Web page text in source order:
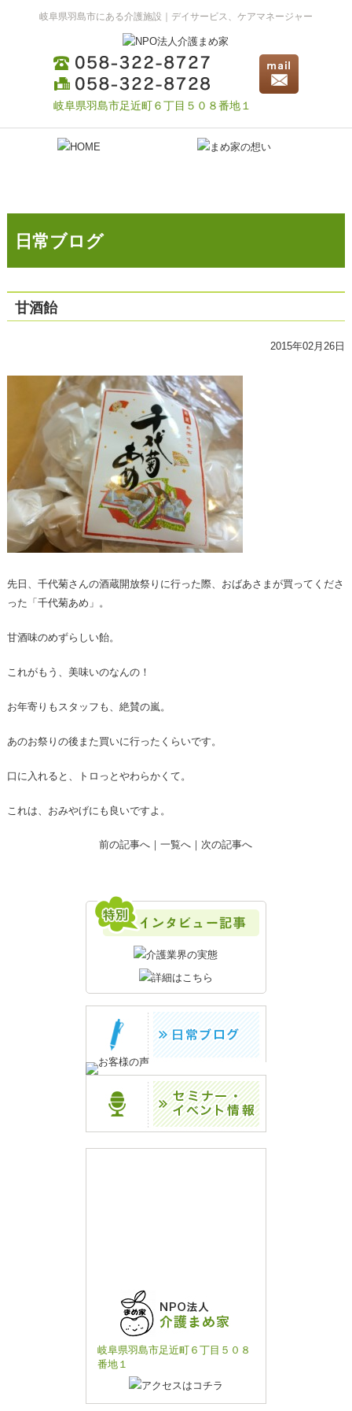
岐阜県羽島市にある介護施設｜デイサービス、ケアマネージャー
岐阜県羽島市足近町６丁目５０８番地１
日常ブログ
甘酒飴
2015年02月26日
先日、千代菊さんの酒蔵開放祭りに行った際、おばあさまが買ってくださ
った「千代菊あめ」。
甘酒味のめずらしい飴。
これがもう、美味いのなんの！
お年寄りもスタッフも、絶賛の嵐。
あのお祭りの後また買いに行ったくらいです。
口に入れると、トロっとやわらかくて。
これは、おみやげにも良いですよ。
前の記事へ ｜一覧へ ｜ 次の記事へ
岐阜県羽島市足近町６丁目５０８
番地１